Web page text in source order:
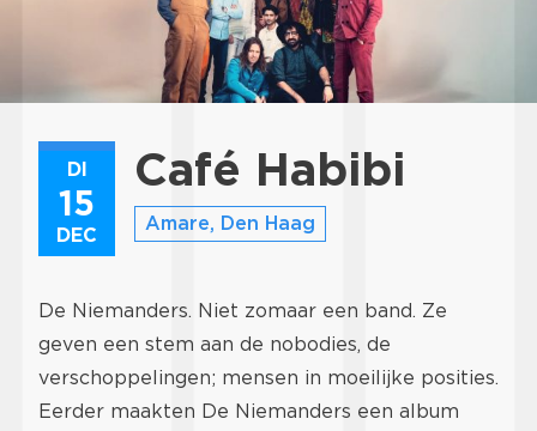
DI
15
DEC
Café Habibi
Amare, Den Haag
De Niemanders. Niet zomaar een band. Ze
geven een stem aan de nobodies, de
verschoppelingen; mensen in moeilijke posities.
Eerder maakten De Niemanders een album